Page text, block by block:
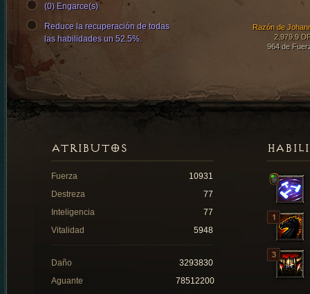
Razón de
2,979.9
964 de
(0) Engarce(s)
Reduce la recuperación de todas
las habilidades un 52.5%.
ATRIBUTOS
Fuerza
10931
Destreza
77
Inteligencia
77
Vitalidad
5948
Daño
3293830
Aguante
78512200